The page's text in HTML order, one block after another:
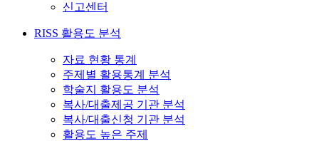
신고센터
RISS 활용도 분석
자료 현황 통계
주제별 활용통계 분석
학술지 활용도 분석
복사/대출제공 기관 분석
복사/대출신청 기관 분석
활용도 높은 주제